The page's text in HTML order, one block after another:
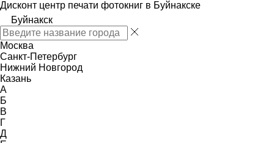
Дисконт центр печати фотокниг в Буйнакске
Буйнакск
Москва
Санкт-Петербург
Нижний Новгород
Казань
А
Б
В
Г
Д